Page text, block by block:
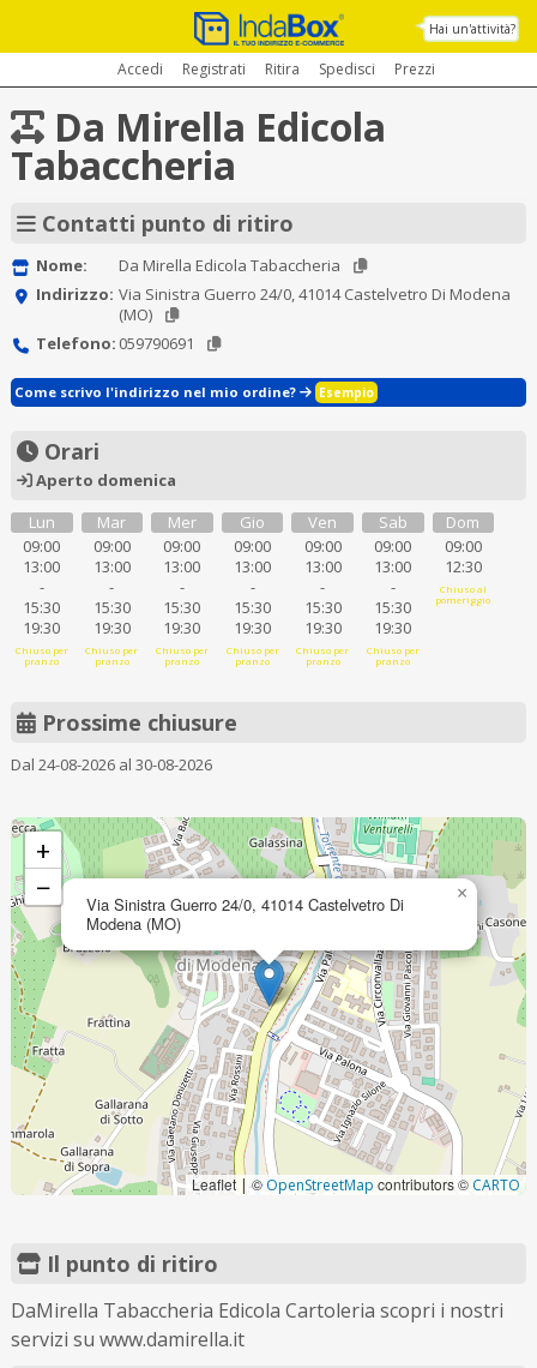
Hai un'attività?
Accedi Registrati Ritira Spedisci Prezzi
Da Mirella Edicola
Tabaccheria
Contatti punto di ritiro
Nome:
Da Mirella Edicola Tabaccheria
Indirizzo: Via Sinistra Guerro 24/0, 41014 Castelvetro Di Modena
(MO)
Telefono: 059790691
Come scrivo l'indirizzo nel mio ordine? Esempio
Orari
Aperto domenica
Lun
09:00
13:00
-
15:30
19:30
Chiuso per
pranzo
Mar
09:00
13:00
-
15:30
19:30
Chiuso per
pranzo
Mer
09:00
13:00
-
15:30
19:30
Chiuso per
pranzo
Gio
09:00
13:00
-
15:30
19:30
Chiuso per
pranzo
Ven
09:00
13:00
-
15:30
19:30
Chiuso per
pranzo
Sab
09:00
13:00
-
15:30
19:30
Chiuso per
pranzo
Dom
09:00
12:30
Chiuso al
pomeriggio
Prossime chiusure
Dal 24-08-2026 al 30-08-2026
Via Sinistra Guerro 24/0, 41014 Castelvetro Di
Modena (MO)
×
+
−
Leaflet | ©OpenStreetMap contributors © CARTO
Il punto di ritiro
DaMirella Tabaccheria Edicola Cartoleria scopri i nostri
servizi su www.damirella.it